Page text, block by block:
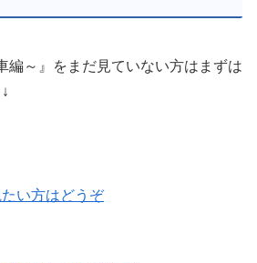
編～』をまだ見ていない方はまずは
い方はどうぞ